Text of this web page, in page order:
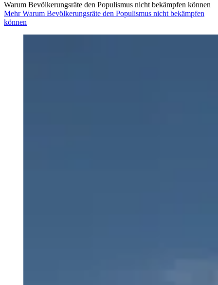
Warum Bevölkerungsräte den Populismus nicht bekämpfen können
Mehr Warum Bevölkerungsräte den Populismus nicht bekämpfen
können